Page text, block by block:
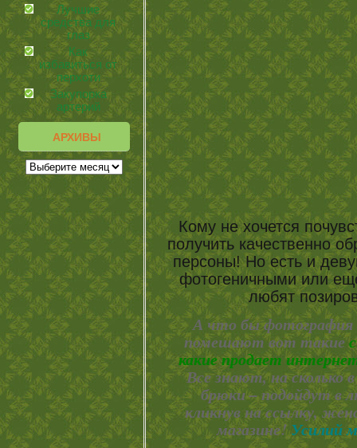
Лучшие
средства для
глаз
Как
избавиться от
перхоти
Закупорка
артерий
АРХИВЫ
Кому не хочется
получить качественно
персоны! Но есть и
фотогеничными или
любят
А что бы фотография
помешают вот такие
какие продает
Все знают, на сколько
брюки – подойдут в
кликнув на ссылку,
магазине!Усилий